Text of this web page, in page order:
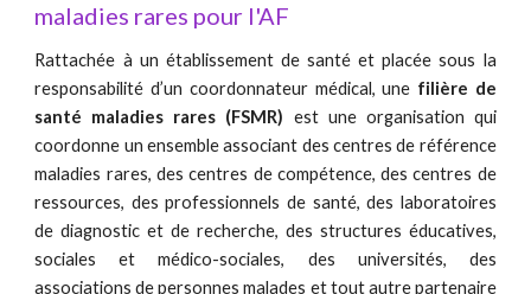
maladies rares pour l'AF
Rattachée à un établissement de santé et placée sous la
responsabilité d’un coordonnateur médical, une filière de
santé maladies rares (FSMR) est une organisation qui
coordonne un ensemble associant des centres de référence
maladies rares, des centres de compétence, des centres de
ressources, des professionnels de santé, des laboratoires
de diagnostic et de recherche, des structures éducatives,
sociales et médico-sociales, des universités, des
associations de personnes malades et tout autre partenaire